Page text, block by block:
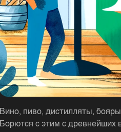
Вино, пиво, дистилляты,
Борются с этим с